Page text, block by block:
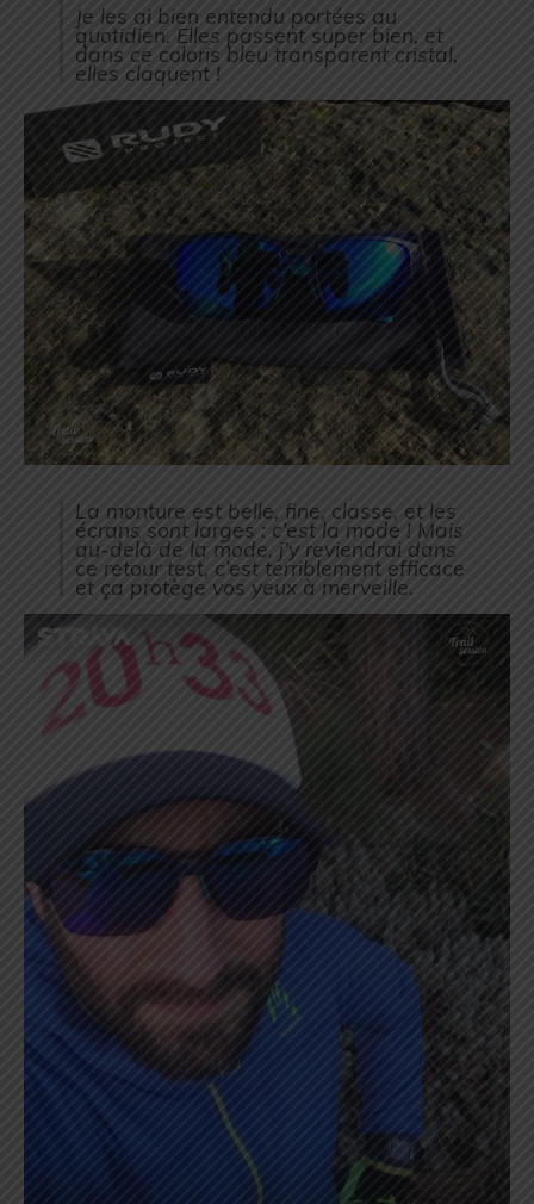
Je les ai bien entendu portées au
quotidien. Elles passent super bien, et
dans ce coloris bleu transparent cristal,
elles claquent !
La monture est belle, fine, classe, et les
écrans sont larges : c’est la mode ! Mais
au-delà de la mode, j’y reviendrai dans
ce retour test, c’est terriblement efficace
et ça protège vos yeux à merveille.